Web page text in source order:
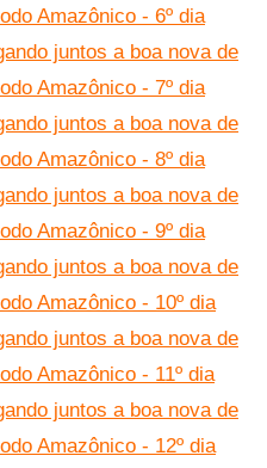
Amazônico - 6º dia
juntos a boa nova de
Amazônico - 7º dia
juntos a boa nova de
Amazônico - 8º dia
juntos a boa nova de
Amazônico - 9º dia
juntos a boa nova de
Amazônico - 10º dia
juntos a boa nova de
Amazônico - 11º dia
juntos a boa nova de
Amazônico - 12º dia